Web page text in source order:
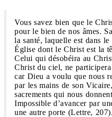
Vous savez bien que le
pour le bien de nos âmes.
la santé, laquelle est dans
Église dont le Christ est la
Celui qui désobéira au
Christ du ciel, ne
car Dieu a voulu que nous
par les mains de son
sacrements qui nous
Impossible d’avancer par
une autre porte (Lettre, 207).